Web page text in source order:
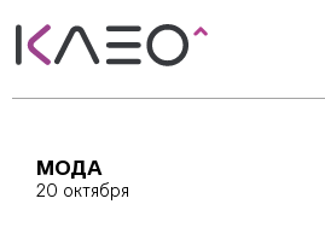
МОДА
20 октября